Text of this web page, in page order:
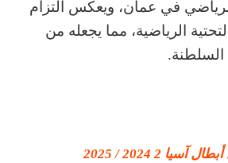
في عمان، ويعكس التزام
التحتية الرياضية، مما يجعله من
السلطنة.
2 2024 / 2025